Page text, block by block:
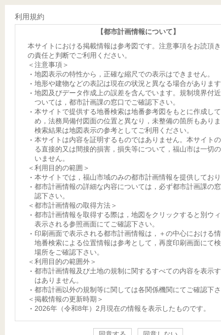
利用規約
【都市計画情報について】
本サイトにおける掲載情報は参考図です。注意事項をお読頂
の責任と判断でご利用ください。
＜注意事項＞
地図表示の特性から，正確な縮尺での表示はできません。
地形や建物などの表記は現在の状況と異なる場合がありま
地図及びデータ作成上の誤差を含んでいます。規制境界付
ついては，都市計画課の窓口でご確認下さい。
本サイトで提供する地番検索は地番参考図をもとに作成し
め，法務局備付図面の位置と異なり，未整備の箇所もあり
検索結果は地図表示の参考としてご利用ください。
本サイトは内容を証明するものではありません。本サイト
る直接的又は間接的損害，損失等について，福山市は一切
いません。
＜利用目的の範囲＞
本サイトでは，福山市域のみの都市計画情報を提供してお
都市計画情報の詳細な内容については，必ず都市計画課の
認下さい。
＜都市計画情報の取得方法＞
都市計画情報を取得する際は，地図をクリックすると別ウ
表示される参照画面にてご確認下さい。
印刷画面で表示される都市計画情報は，＋の中心における
地番検索による位置情報は参考として，再度印刷画面にて
場所をご確認下さい。
＜利用目的の範囲外＞
都市計画情報及び土地の規制に関するすべての内容を表示
はありません。
都市計画以外の規制等に関しては各関係機関にてご確認下
＜掲載情報の更新時期＞
2026年（令和8年）2月現在の情報を表示したものです。